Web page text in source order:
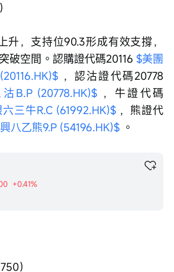
升，支持位90.3形成有效支撐，
破空間。認購證代碼20116 $美團
，認沽證代碼20778
B.P (20778.HK)$ ，牛證代碼
三牛R.C (61992.HK)$ ，熊證代
八乙熊9.P (54196.HK)$ 。
+0.41%
）